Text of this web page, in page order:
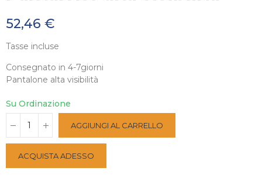
52,46 €
Tasse incluse
Consegnato in 4-7giorni
Pantalone alta visibilità
Su Ordinazione
AGGIUNGI AL CARRELLO
ACQUISTA ADESSO